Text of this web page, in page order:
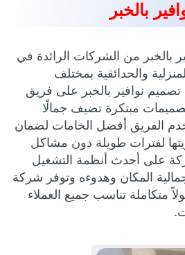
بالخبر
بالخبر من الشركات الرائدة في
والحدائقية بمختلف
نوافير بالخبر على فريق
مبتكرة تضيف جمالًا
الفريق أفضل الخامات لضمان
لفترات طويلة دون مشاكل
على أحدث أنظمة التشغيل
جمالية المكان وهدوءه وتوفر شركة
متكاملة تناسب جميع العملاء